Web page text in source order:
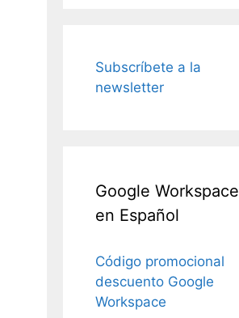
Subscríbete a la
newsletter
Google Workspace
en Español
Código promocional
descuento Google
Workspace